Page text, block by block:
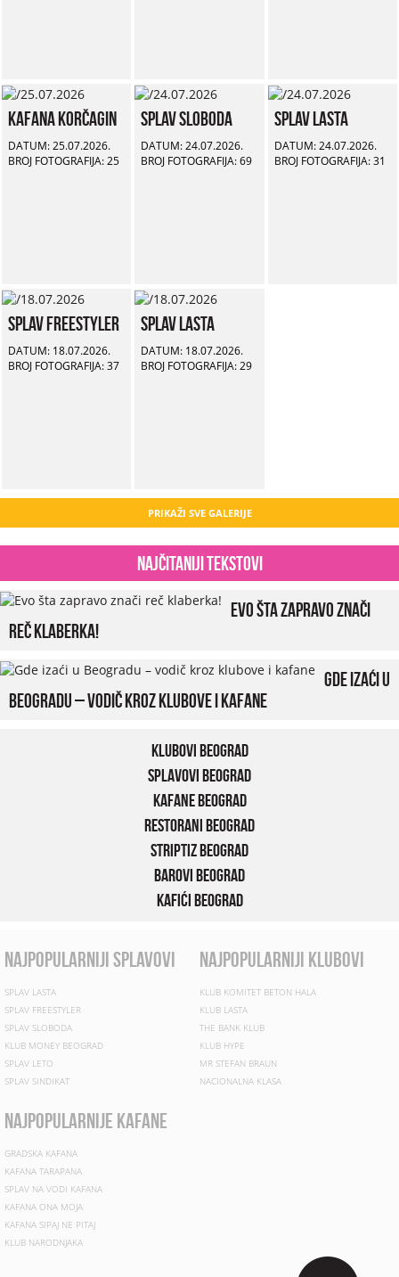
Kafana Korčagin
DATUM: 25.07.2026.
BROJ FOTOGRAFIJA: 25
Splav Sloboda
DATUM: 24.07.2026.
BROJ FOTOGRAFIJA: 69
Splav Lasta
DATUM: 24.07.2026.
BROJ FOTOGRAFIJA: 31
Splav Freestyler
DATUM: 18.07.2026.
BROJ FOTOGRAFIJA: 37
Splav Lasta
DATUM: 18.07.2026.
BROJ FOTOGRAFIJA: 29
PRIKAŽI SVE GALERIJE
Najčitaniji tekstovi
Evo šta zapravo znači
reč klaberka!
Gde izaći u
Beogradu – vodič kroz klubove i kafane
Klubovi Beograd
Splavovi Beograd
Kafane Beograd
Restorani Beograd
Striptiz Beograd
Barovi Beograd
Kafići Beograd
najpopularniji splavovi
SPLAV LASTA
SPLAV FREESTYLER
SPLAV SLOBODA
KLUB MONEY BEOGRAD
SPLAV LETO
SPLAV SINDIKAT
najpopularniji klubovi
KLUB KOMITET BETON HALA
KLUB LASTA
THE BANK KLUB
KLUB HYPE
MR STEFAN BRAUN
NACIONALNA KLASA
najpopularnije kafane
GRADSKA KAFANA
KAFANA TARAPANA
SPLAV NA VODI KAFANA
KAFANA ONA MOJA
KAFANA SIPAJ NE PITAJ
KLUB NARODNJAKA